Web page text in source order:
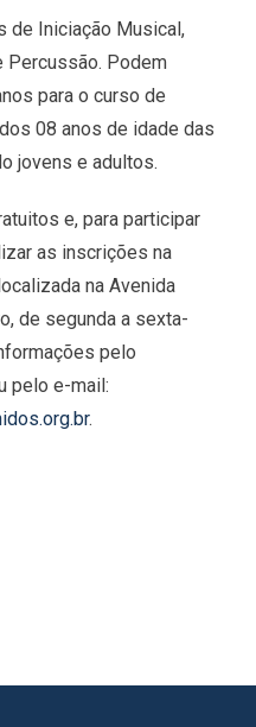
de Iniciação Musical,
Percussão. Podem
para o curso de
08 anos de idade das
jovens e adultos.
e, para participar
as inscrições na
na Avenida
de segunda a sexta-
pelo
pelo e-mail:
.